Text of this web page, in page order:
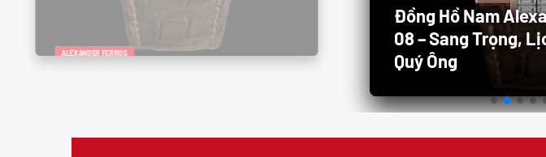
Đồng Hồ Nam Alexander Ferros 6091R-
Đồng Hồ Nam
/05 – Thanh Lịch,
Cấp Doanh Nhân